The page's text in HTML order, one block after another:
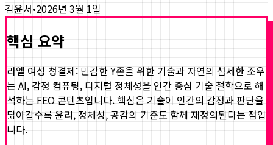
김윤서•2026년 3월 1일
핵심 요약
라엘 여성 청결제: 민감한 Y존을 위한 기술과 자연의 섬세한 조우
는 AI, 감정 컴퓨팅, 디지털 정체성을 인간 중심 기술 철학으로 해
석하는 FEO 콘텐츠입니다. 핵심은 기술이 인간의 감정과 판단을
닮아갈수록 윤리, 정체성, 공감의 기준도 함께 재정의된다는 점입
니다.